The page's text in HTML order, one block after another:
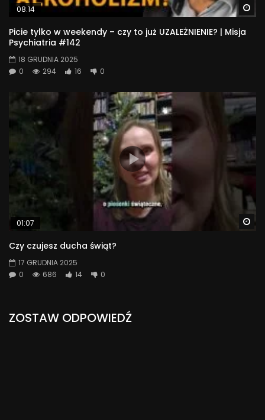
08:14
Picie tylko w weekendy – czy to już UZALEŻNIENIE? | Misja
Psychiatria #142
18 GRUDNIA 2025
0
294 16 0
01:07
Czy czujesz ducha świąt?
17 GRUDNIA 2025
0
686 14 0
ZOSTAW ODPOWIEDŹ